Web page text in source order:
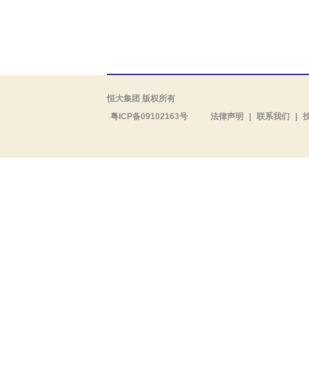
恒大集团 版权所有
粤ICP备09102163号
法律声明 | 联系我们 |